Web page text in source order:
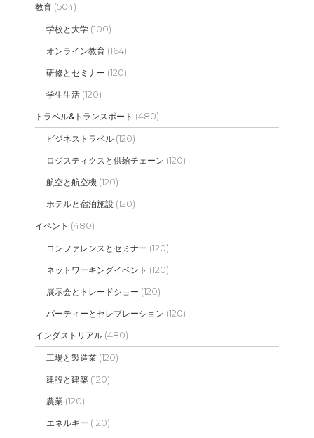
教育 (504)
学校と大学 (100)
オンライン教育 (164)
研修とセミナー (120)
学生生活 (120)
トラベル&トランスポート (480)
ビジネストラベル (120)
ロジスティクスと供給チェーン (120)
航空と航空機 (120)
ホテルと宿泊施設 (120)
イベント (480)
コンファレンスとセミナー (120)
ネットワーキングイベント (120)
展示会とトレードショー (120)
パーティーとセレブレーション (120)
インダストリアル (480)
工場と製造業 (120)
建設と建築 (120)
農業 (120)
エネルギー (120)